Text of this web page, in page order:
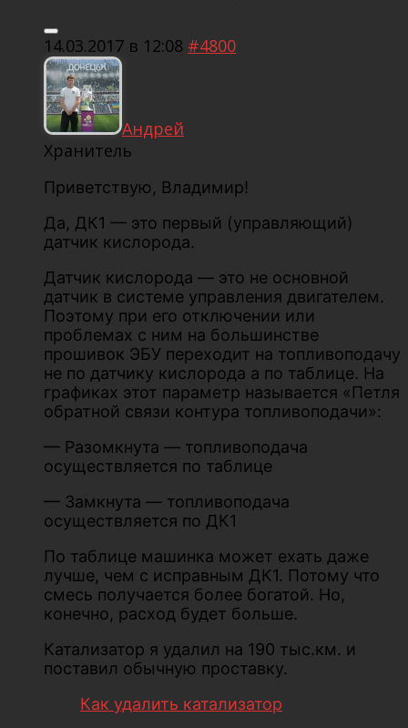
14.03.2017 в 12:08 #4800
Андрей
Хранитель
Приветствую, Владимир!
Да, ДК1 — это первый (управляющий)
датчик кислорода.
Датчик кислорода — это не основной
датчик в системе управления двигателем.
Поэтому при его отключении или
проблемах с ним на большинстве
прошивок ЭБУ переходит на топливоподачу
не по датчику кислорода а по таблице. На
графиках этот параметр называется «Петля
обратной связи контура топливоподачи»:
— Разомкнута — топливоподача
осуществляется по таблице
— Замкнута — топливоподача
осуществляется по ДК1
По таблице машинка может ехать даже
лучше, чем с исправным ДК1. Потому что
смесь получается более богатой. Но,
конечно, расход будет больше.
Катализатор я удалил на 190 тыс.км. и
поставил обычную проставку.
Как удалить катализатор